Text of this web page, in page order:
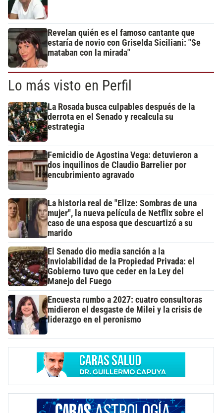
Revelan quién es el famoso cantante que
estaría de novio con Griselda Siciliani: "Se
mataban con la mirada"
Lo más visto en Perfil
La Rosada busca culpables después de la
derrota en el Senado y recalcula su
estrategia
Femicidio de Agostina Vega: detuvieron a
dos inquilinos de Claudio Barrelier por
encubrimiento agravado
La historia real de "Elize: Sombras de una
mujer", la nueva película de Netflix sobre el
caso de una esposa que descuartizó a su
marido
El Senado dio media sanción a la
Inviolabilidad de la Propiedad Privada: el
Gobierno tuvo que ceder en la Ley del
Manejo del Fuego
Encuesta rumbo a 2027: cuatro consultoras
midieron el desgaste de Milei y la crisis de
liderazgo en el peronismo